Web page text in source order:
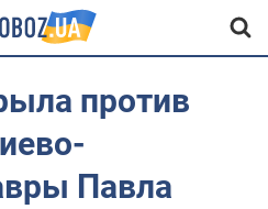
против
Павла